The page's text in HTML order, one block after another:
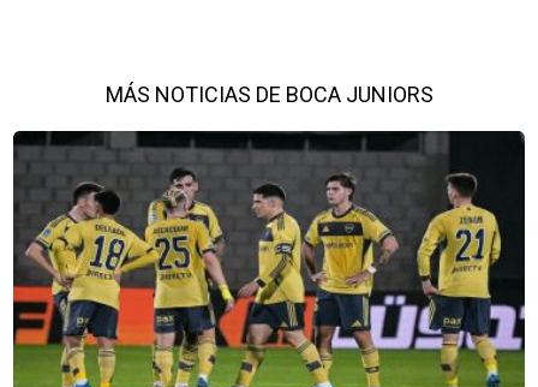
MÁS NOTICIAS DE BOCA JUNIORS